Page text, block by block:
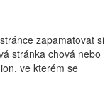
zapamatovat si
stránka chová nebo
ve kterém se